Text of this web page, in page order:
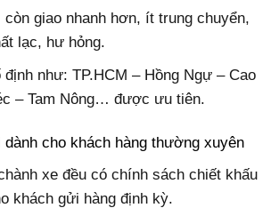
còn giao nhanh hơn, ít trung chuyển,
lạc, hư hỏng.
như: TP.HCM – Hồng Ngự – Cao
– Tam Nông… được ưu tiên.
dành cho khách hàng thường xuyên
xe đều có chính sách chiết khấu
khách gửi hàng định kỳ.